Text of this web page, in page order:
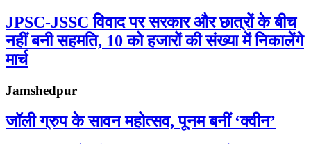
JPSC-JSSC विवाद पर सरकार और छात्रों के बीच
नहीं बनी सहमति, 10 को हजारों की संख्या में निकालेंगे
मार्च
Jamshedpur
जॉली ग्रुप के सावन महोत्सव, पूनम बनीं ‘क्वीन’